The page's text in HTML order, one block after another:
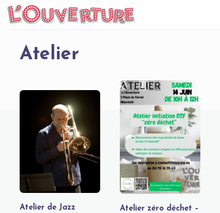
Skip
Atelier
Atelier de Jazz
Atelier zéro déchet –